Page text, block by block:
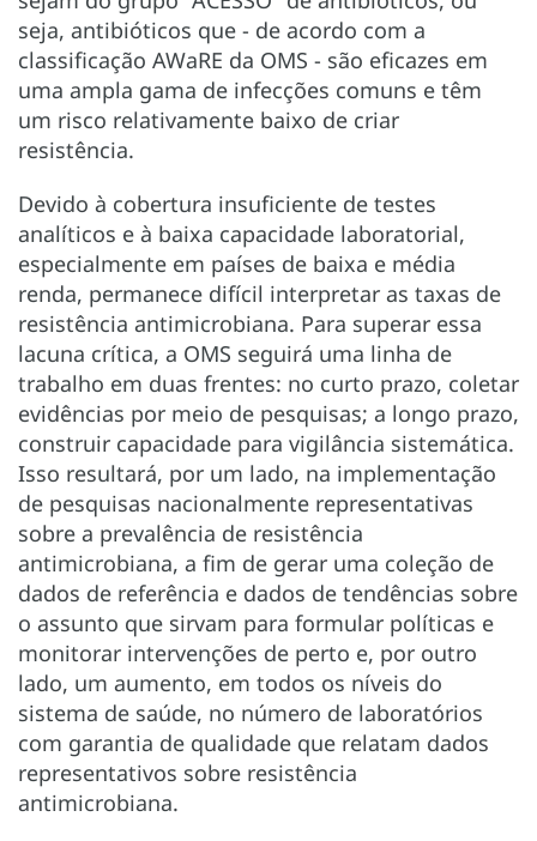
seja, antibióticos que - de acordo com a
classificação AWaRE da OMS - são eficazes em
uma ampla gama de infecções comuns e têm
um risco relativamente baixo de criar
resistência.
Devido à cobertura insuficiente de testes
analíticos e à baixa capacidade laboratorial,
especialmente em países de baixa e média
renda, permanece difícil interpretar as taxas de
resistência antimicrobiana. Para superar essa
lacuna crítica, a OMS seguirá uma linha de
trabalho em duas frentes: no curto prazo, coletar
evidências por meio de pesquisas; a longo prazo,
construir capacidade para vigilância sistemática.
Isso resultará, por um lado, na implementação
de pesquisas nacionalmente representativas
sobre a prevalência de resistência
antimicrobiana, a fim de gerar uma coleção de
dados de referência e dados de tendências sobre
o assunto que sirvam para formular políticas e
monitorar intervenções de perto e, por outro
lado, um aumento, em todos os níveis do
sistema de saúde, no número de laboratórios
com garantia de qualidade que relatam dados
representativos sobre resistência
antimicrobiana.